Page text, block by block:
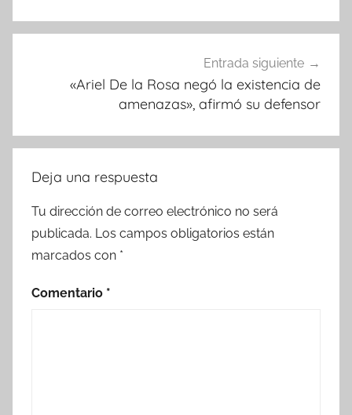
Entrada siguiente
«Ariel De la Rosa negó la existencia de
amenazas», afirmó su defensor
Deja una respuesta
Tu dirección de correo electrónico no será
publicada. Los campos obligatorios están
marcados con *
Comentario *